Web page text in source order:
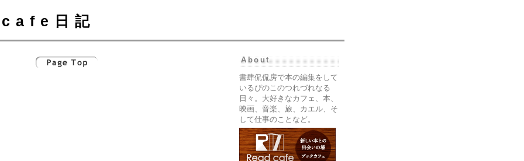
cafe日記
About
書肆侃侃房で本の編集をして
いるぴのこのつれづれなる
日々。大好きなカフェ、本、
映画、音楽、旅、カエル、そ
して仕事のことなど。